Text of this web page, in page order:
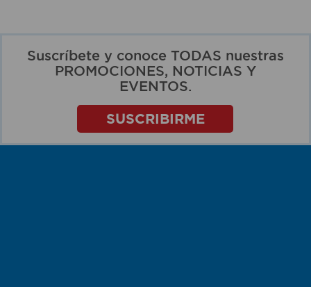
Suscríbete y conoce TODAS nuestras
PROMOCIONES, NOTICIAS Y
EVENTOS.
SUSCRIBIRME